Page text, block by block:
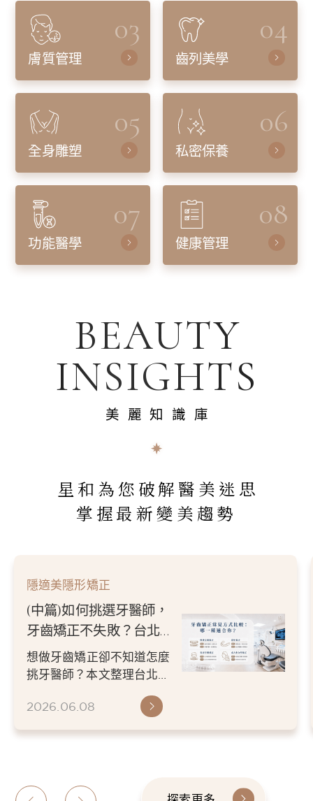
03
膚質管理
04
齒列美學
05
全身雕塑
06
私密保養
07
功能醫學
08
健康管理
BEAUTY
INSIGHTS
美麗知識庫
星和為您破解醫美迷思
掌握最新變美趨勢
隱適美隱形矯正
(中篇)如何挑選牙醫師，
牙齒矯正不失敗？台北／
新竹牙醫推薦指南
想做牙齒矯正卻不知道怎麼
挑牙醫師？本文整理台北／
醫師經驗、數位檢查、矯正
2026.06.08